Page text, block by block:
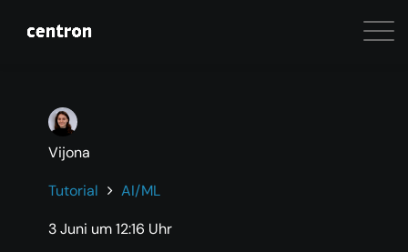
Vijona
Tutorial
AI/ML
3 Juni um 12:16 Uhr